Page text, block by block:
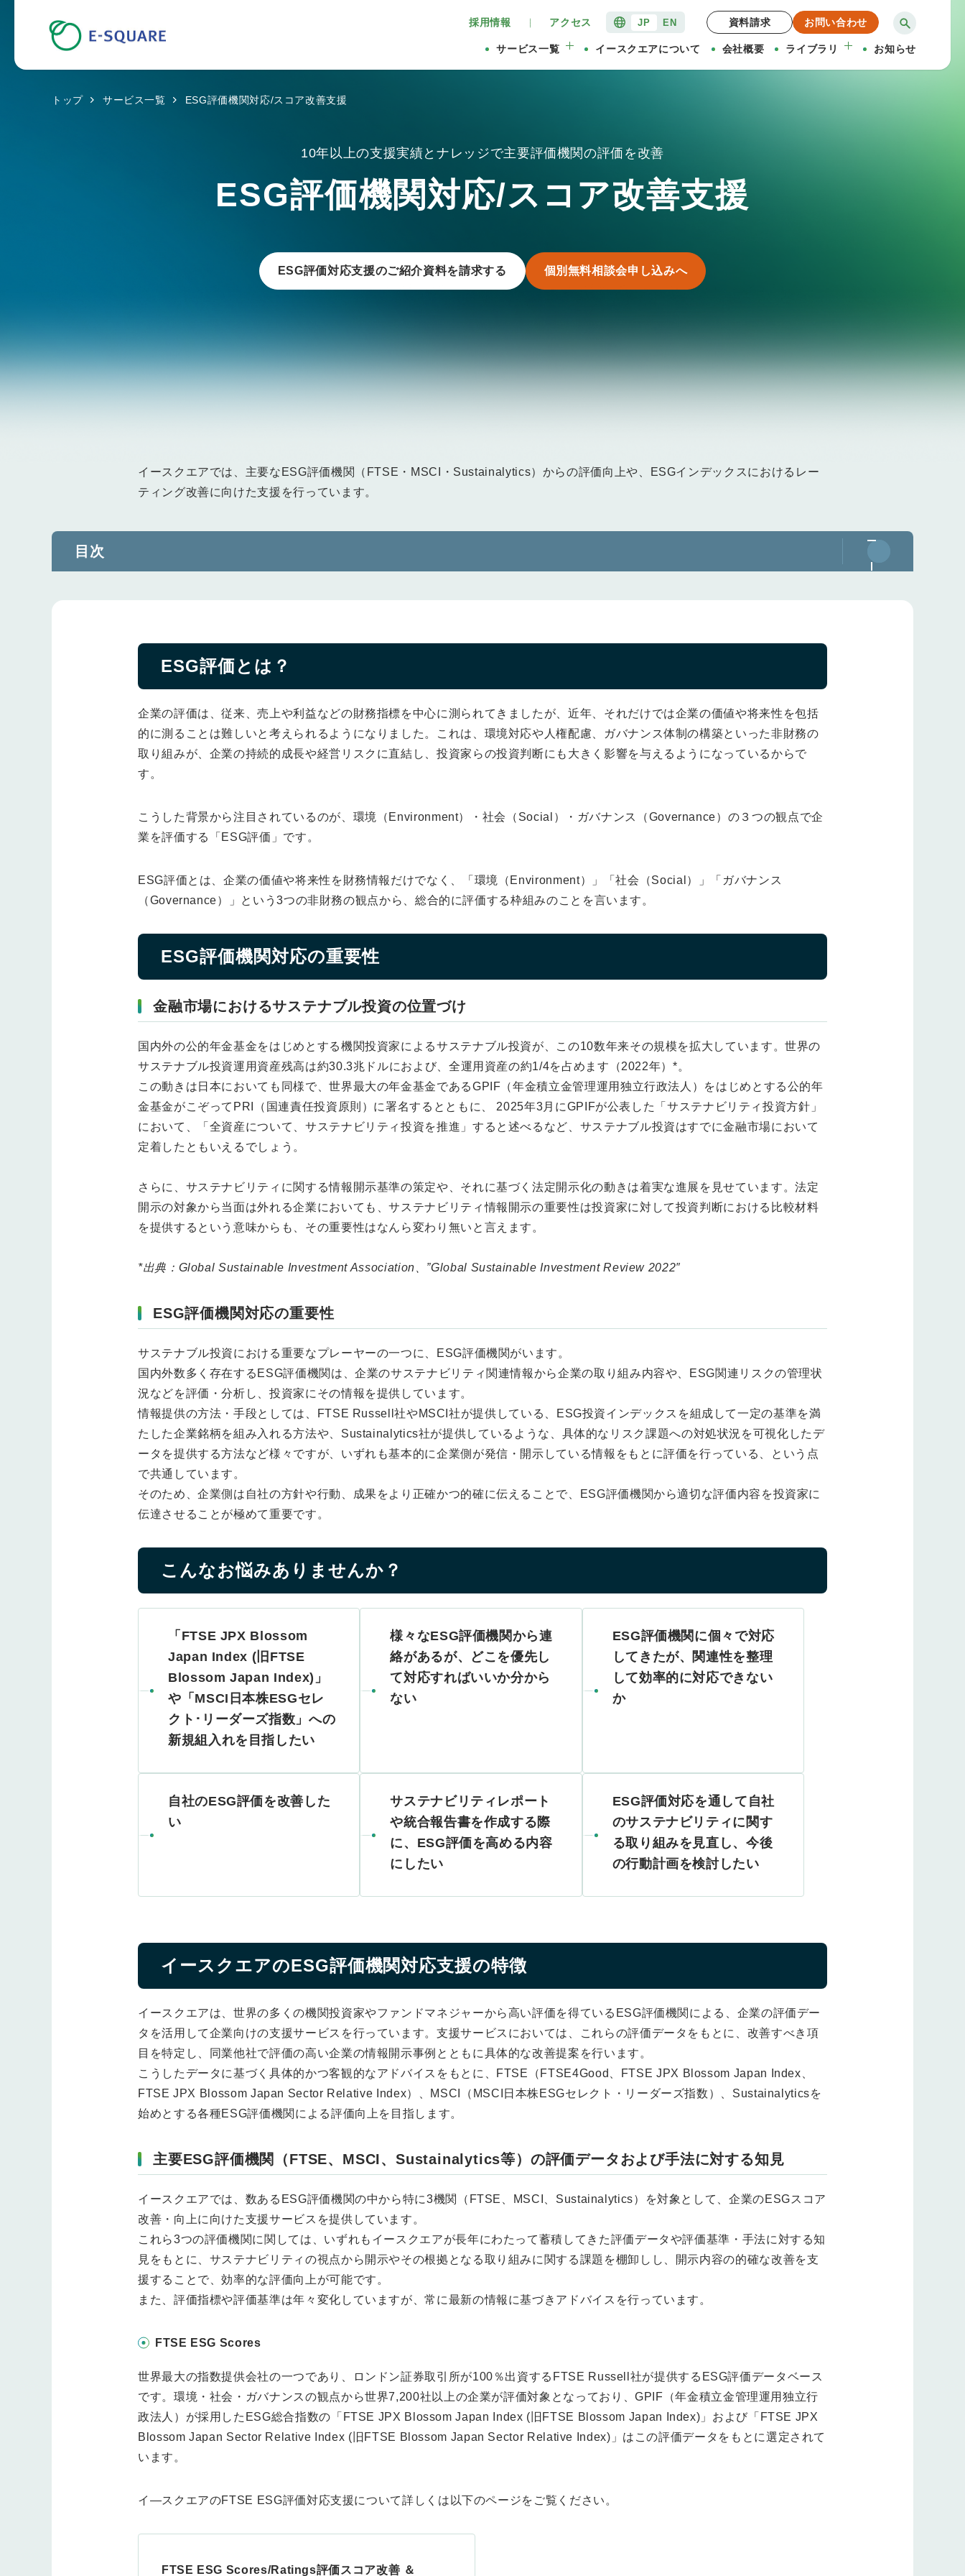
JP EN
サービス一覧 イースクエアについて 会社概要 ライブラリ お知らせ
採用情報 アクセス 資料請求 お問い合わせ
トップ サービス一覧 ESG評価機関対応/スコア改善支援
10年以上の支援実績とナレッジで主要評価機関の評価を改善
ESG評価機関対応/スコア改善支援
ESG評価対応支援のご紹介資料を請求する 個別無料相談会申し込みへ
イースクエアでは、主要なESG評価機関（FTSE・MSCI・Sustainalytics）からの評価向上や、ESGインデックスにおけるレー
ティング改善に向けた支援を行っています。
目次
ESG評価とは？
企業の評価は、従来、売上や利益などの財務指標を中心に測られてきましたが、近年、それだけでは企業の価値や将来性を包括
的に測ることは難しいと考えられるようになりました。これは、環境対応や人権配慮、ガバナンス体制の構築といった非財務の
取り組みが、企業の持続的成長や経営リスクに直結し、投資家らの投資判断にも大きく影響を与えるようになっているからで
す。
こうした背景から注目されているのが、環境（Environment）・社会（Social）・ガバナンス（Governance）の３つの観点で企
業を評価する「ESG評価」です。
ESG評価とは、企業の価値や将来性を財務情報だけでなく、「環境（Environment）」「社会（Social）」「ガバナンス
（Governance）」という3つの非財務の観点から、総合的に評価する枠組みのことを言います。
ESG評価機関対応の重要性
金融市場におけるサステナブル投資の位置づけ
国内外の公的年金基金をはじめとする機関投資家によるサステナブル投資が、この10数年来その規模を拡大しています。世界の
サステナブル投資運用資産残高は約30.3兆ドルにおよび、全運用資産の約1/4を占めます（2022年）*。
この動きは日本においても同様で、世界最大の年金基金であるGPIF（年金積立金管理運用独立行政法人）をはじめとする公的年
金基金がこぞってPRI（国連責任投資原則）に署名するとともに、 2025年3月にGPIFが公表した「サステナビリティ投資方針」
において、「全資産について、サステナビリティ投資を推進」すると述べるなど、サステナブル投資はすでに金融市場において
定着したともいえるでしょう。
さらに、サステナビリティに関する情報開示基準の策定や、それに基づく法定開示化の動きは着実な進展を見せています。法定
開示の対象から当面は外れる企業においても、サステナビリティ情報開示の重要性は投資家に対して投資判断における比較材料
を提供するという意味からも、その重要性はなんら変わり無いと言えます。
*出典：Global Sustainable Investment Association、”Global Sustainable Investment Review 2022″
ESG評価機関対応の重要性
サステナブル投資における重要なプレーヤーの一つに、ESG評価機関がいます。
国内外数多く存在するESG評価機関は、企業のサステナビリティ関連情報から企業の取り組み内容や、ESG関連リスクの管理状
況などを評価・分析し、投資家にその情報を提供しています。
情報提供の方法・手段としては、FTSE Russell社やMSCI社が提供している、ESG投資インデックスを組成して一定の基準を満
たした企業銘柄を組み入れる方法や、Sustainalytics社が提供しているような、具体的なリスク課題への対処状況を可視化したデ
ータを提供する方法など様々ですが、いずれも基本的に企業側が発信・開示している情報をもとに評価を行っている、という点
で共通しています。
そのため、企業側は自社の方針や行動、成果をより正確かつ的確に伝えることで、ESG評価機関から適切な評価内容を投資家に
伝達させることが極めて重要です。
こんなお悩みありませんか？
「FTSE JPX Blossom
Japan Index (旧FTSE
Blossom Japan Index)」
や「MSCI日本株ESGセレ
クト･リーダーズ指数」への
新規組入れを目指したい
様々なESG評価機関から連
絡があるが、どこを優先し
て対応すればいいか分から
ない
ESG評価機関に個々で対応
してきたが、関連性を整理
して効率的に対応できない
か
自社のESG評価を改善した
い
サステナビリティレポート
や統合報告書を作成する際
に、ESG評価を高める内容
にしたい
ESG評価対応を通して自社
のサステナビリティに関す
る取り組みを見直し、今後
の行動計画を検討したい
イースクエアのESG評価機関対応支援の特徴
イースクエアは、世界の多くの機関投資家やファンドマネジャーから高い評価を得ているESG評価機関による、企業の評価デー
タを活用して企業向けの支援サービスを行っています。支援サービスにおいては、これらの評価データをもとに、改善すべき項
目を特定し、同業他社で評価の高い企業の情報開示事例とともに具体的な改善提案を行います。
こうしたデータに基づく具体的かつ客観的なアドバイスをもとに、FTSE（FTSE4Good、FTSE JPX Blossom Japan Index、
FTSE JPX Blossom Japan Sector Relative Index）、MSCI（MSCI日本株ESGセレクト・リーダーズ指数）、Sustainalyticsを
始めとする各種ESG評価機関による評価向上を目指します。
主要ESG評価機関（FTSE、MSCI、Sustainalytics等）の評価データおよび手法に対する知見
イースクエアでは、数あるESG評価機関の中から特に3機関（FTSE、MSCI、Sustainalytics）を対象として、企業のESGスコア
改善・向上に向けた支援サービスを提供しています。
これら3つの評価機関に関しては、いずれもイースクエアが長年にわたって蓄積してきた評価データや評価基準・手法に対する知
見をもとに、サステナビリティの視点から開示やその根拠となる取り組みに関する課題を棚卸しし、開示内容の的確な改善を支
援することで、効率的な評価向上が可能です。
また、評価指標や評価基準は年々変化していますが、常に最新の情報に基づきアドバイスを行っています。
FTSE ESG Scores
世界最大の指数提供会社の一つであり、ロンドン証券取引所が100％出資するFTSE Russell社が提供するESG評価データベース
です。環境・社会・ガバナンスの観点から世界7,200社以上の企業が評価対象となっており、GPIF（年金積立金管理運用独立行
政法人）が採用したESG総合指数の「FTSE JPX Blossom Japan Index (旧FTSE Blossom Japan Index)」および「FTSE JPX
Blossom Japan Sector Relative Index (旧FTSE Blossom Japan Sector Relative Index)」はこの評価データをもとに選定されて
います。
イ―スクエアのFTSE ESG評価対応支援について詳しくは以下のページをご覧ください。
FTSE ESG Scores/Ratings評価スコア改善 ＆